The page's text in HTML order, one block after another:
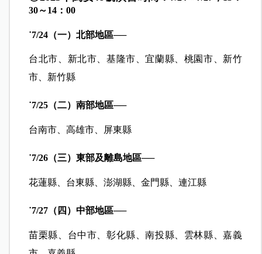
築物倒塌、火災、設施損壞等搶救演練及傷患救
聲 5 秒）每次間隔 5 秒，總共 115 秒。解除警報則
為長聲 90 秒。
◎2023年萬安46號演習時間：
30～14：00